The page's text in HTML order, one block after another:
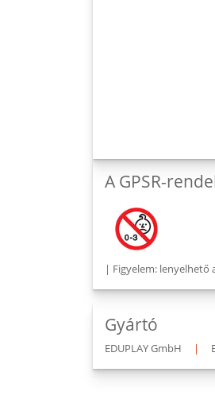
A GPSR-
| Figyelem: lenyelhető
Gyártó
EDUPLAY GmbH |